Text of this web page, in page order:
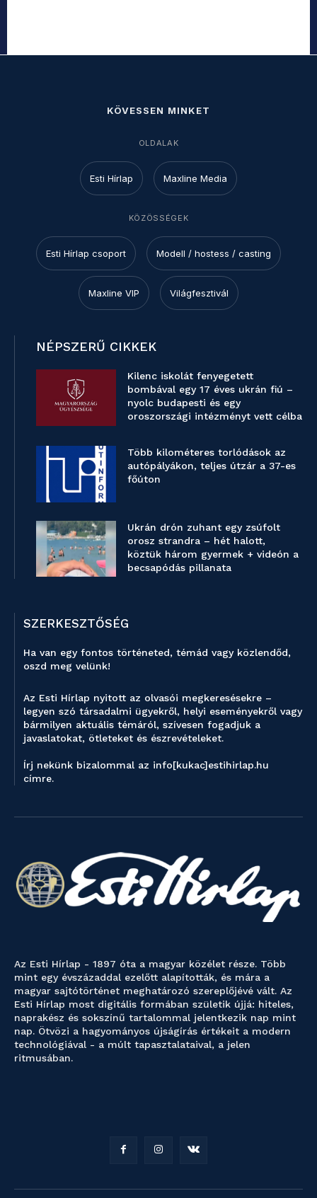
KÖVESSEN MINKET
OLDALAK
Esti Hírlap Maxline Media
KÖZÖSSÉGEK
Esti Hírlap csoport Modell / hostess / casting
Maxline VIP Világfesztivál
NÉPSZERŰ CIKKEK
Kilenc iskolát fenyegetett
bombával egy 17 éves ukrán fiú –
nyolc budapesti és egy
oroszországi intézményt vett célba
Több kilométeres torlódások az
autópályákon, teljes útzár a 37-es
főúton
Ukrán drón zuhant egy zsúfolt
orosz strandra – hét halott,
köztük három gyermek + videón a
becsapódás pillanata
SZERKESZTŐSÉG
Ha van egy fontos történeted, témád vagy közlendőd,
oszd meg velünk!
Az Esti Hírlap nyitott az olvasói megkeresésekre –
legyen szó társadalmi ügyekről, helyi eseményekről vagy
bármilyen aktuális témáról, szívesen fogadjuk a
javaslatokat, ötleteket és észrevételeket.
Írj nekünk bizalommal az info[kukac]estihirlap.hu
címre.
Az Esti Hírlap - 1897 óta a magyar közélet része. Több
mint egy évszázaddal ezelőtt alapították, és mára a
magyar sajtótörténet meghatározó szereplőjévé vált. Az
Esti Hírlap most digitális formában születik újjá: hiteles,
naprakész és sokszínű tartalommal jelentkezik nap mint
nap. Ötvözi a hagyományos újságírás értékeit a modern
technológiával - a múlt tapasztalataival, a jelen
ritmusában.